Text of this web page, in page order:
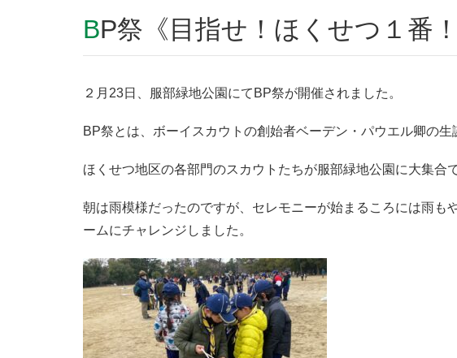
BP祭《目指せ！ほくせつ１番！
２月23日、服部緑地公園にてBP祭が開催されました。
BP祭とは、ボーイスカウトの創始者ベーデン・パウエル卿の生
ほくせつ地区の各部門のスカウトたちが服部緑地公園に大集合
朝は雨模様だったのですが、セレモニーが始まるころには雨も
ームにチャレンジしました。